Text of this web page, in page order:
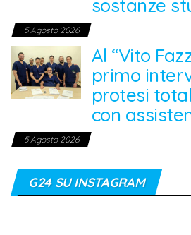
sostanze
5 Agosto 2026
Al “Vito
primo
protesi
con
5 Agosto 2026
G24 SU INSTAGRAM